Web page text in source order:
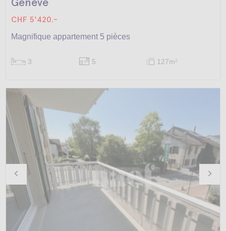
CHF 5'420.-
Magnifique appartement 5 pièces
3 5 127m2